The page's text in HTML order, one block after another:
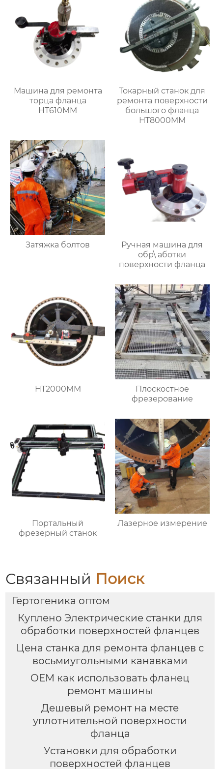
Машина для ремонта
торца фланца
HT610MM
Токарный станок для
ремонта поверхности
большого фланца
HT8000MM
Затяжка болтов
Ручная машина для
обр\ аботки
поверхности фланца
HT2000MM
Плоскостное
фрезерование
Портальный
фрезерный станок
Лазерное измерение
Связанный Поиск
Гертогеника оптом
Куплено Электрические станки для
обработки поверхностей фланцев
Цена станка для ремонта фланцев с
восьмиугольными канавками
OEM как использовать фланец
ремонт машины
Дешевый ремонт на месте
уплотнительной поверхности
фланца
Установки для обработки
поверхностей фланцев